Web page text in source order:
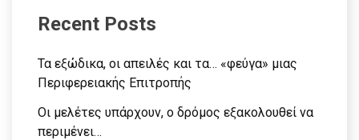
Recent Posts
Τα εξώδικα, οι απειλές και τα… «φεύγα» μιας
Περιφερειακής Επιτροπής
Οι μελέτες υπάρχουν, ο δρόμος εξακολουθεί να
περιμένει…